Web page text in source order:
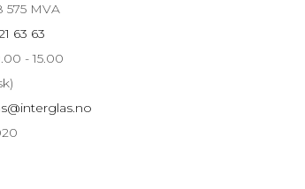
575 MVA
63 63
- 15.00